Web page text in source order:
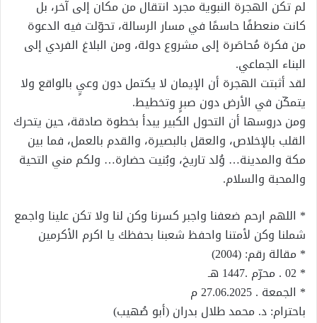
لم تكن الهجرة النبوية مجرد انتقال من مكان إلى آخر، بل
كانت منعطفًا حاسمًا في مسار الرسالة، تحوّلت فيه الدعوة
من فكرة مُحاصَرة إلى مشروع دولة، ومن البلاغ الفردي إلى
البناء الجماعي.
لقد أثبتت الهجرة أن الإيمان لا يكتمل دون وعيٍ بالواقع ولا
يتمكّن في الأرض دون صبرٍ وتخطيط.
ومن دروسها أن التحول الكبير يبدأ بخطوة صادقة، حين يتحرك
القلب بالإخلاص، والعقل بالبصيرة، والقدم بالعمل، فما بين
مكة والمدينة… وُلد تاريخ، وبُنيت حضارة… ولكم مني التحية
والمحبة والسلام.
* اللهم ارحم ضعفنا واجبر كسرنا وكن لنا ولا تكن علينا واجمع
شملنا وكن لأمتنا واحفظ شعبنا بحفظك يا اكرم الأكرمين
* مقالة رقم: (2004)
* 02 . محرّم .1447 هـ
* الجمعة . 27.06.2025 م
باحترام: د. محمد طلال بدران (أبو صُهيب)